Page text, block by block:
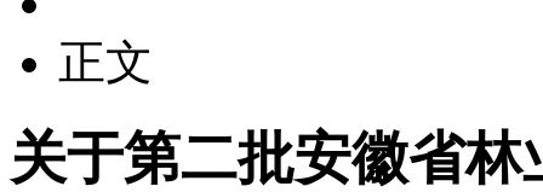
正文
关于第二批安徽省